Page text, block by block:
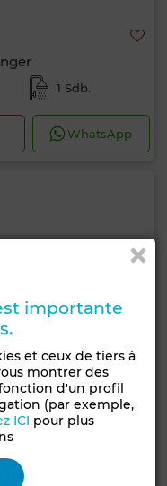
1 Sdb.
WhatsApp
importante
et ceux de tiers à
montrer des
d'un profil
(par exemple,
ICI pour plus